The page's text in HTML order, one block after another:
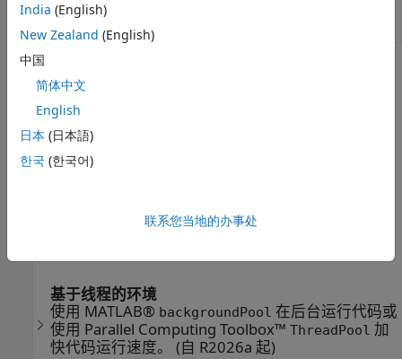
提示
此函数对应于 CFITSIO 库 C API 中的
要使用此函数，您必须熟悉 CFITSIO C 接口。您可以在
基于线程的环境
使用 MATLAB® backgroundPool 在后台运行代码或
使用 Parallel Computing Toolbox™ThreadPool 加
快代码运行速度。 (自 R2026a 起)
India (English)
New Zealand (English)
中国
简体中文
English
日本 (日本語)
한국 (한국어)
联系您当地的办事处